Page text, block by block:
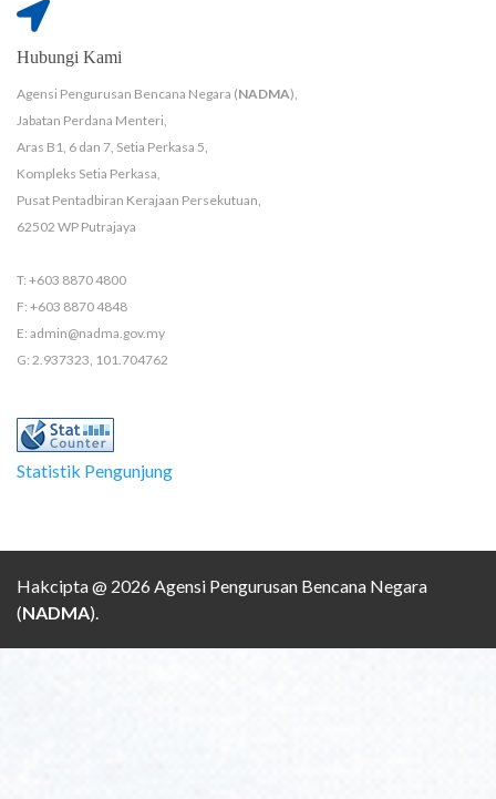
Hubungi Kami
Agensi Pengurusan Bencana Negara (NADMA),
Jabatan Perdana Menteri,
Aras B1, 6 dan 7, Setia Perkasa 5,
Kompleks Setia Perkasa,
Pusat Pentadbiran Kerajaan Persekutuan,
62502 WP Putrajaya
T: +603 8870 4800
F: +603 8870 4848
E: admin@nadma.gov.my
G: 2.937323, 101.704762
Statistik Pengunjung
Hakcipta @ 2026 Agensi Pengurusan Bencana Negara
(NADMA).